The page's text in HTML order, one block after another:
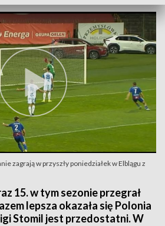
zagrają w przyszły poniedziałek w Elblągu z
15. w tym sezonie przegrał
lepsza okazała się Polonia
Stomil jest przedostatni. W